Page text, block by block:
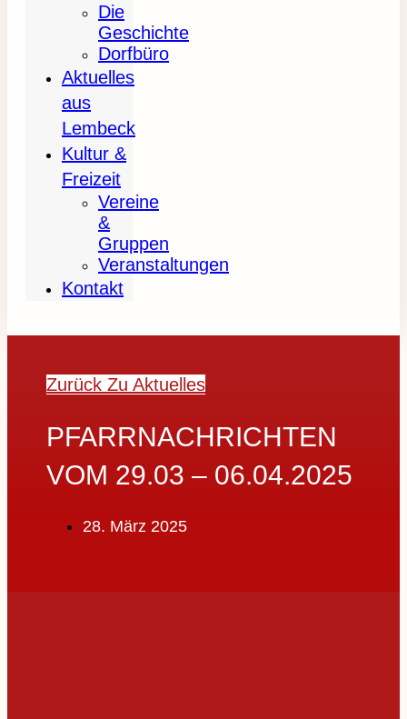
Die
Geschichte
Dorfbüro
Aktuelles
aus
Lembeck
Kultur &
Freizeit
Vereine
&
Gruppen
Veranstaltungen
Kontakt
Zurück Zu Aktuelles
PFARRNACHRICHTEN
VOM 29.03 – 06.04.2025
28. März 2025